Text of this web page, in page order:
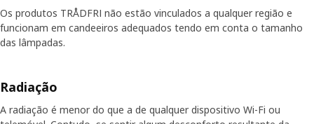
Os produtos TRÅDFRI não estão vinculados a qualquer região e
funcionam em candeeiros adequados tendo em conta o tamanho
das lâmpadas.
Radiação
A radiação é menor do que a de qualquer dispositivo Wi-Fi ou